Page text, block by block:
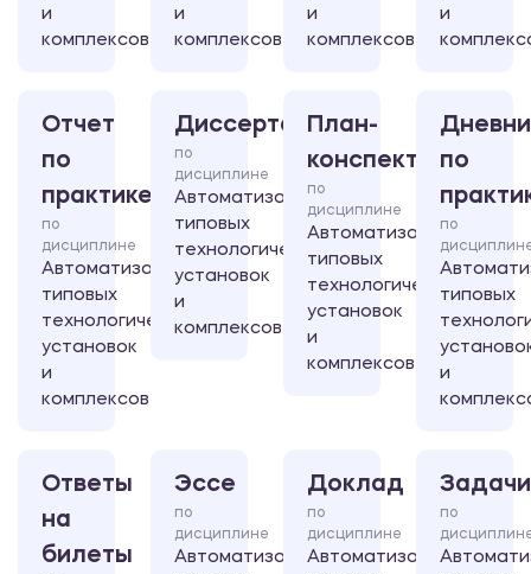
и
комплексов
и
комплексов
и
комплексов
и
Отчет
по
практике
по
дисциплине
Автоматизация
типовых
технологических
установок
и
комплексов
Диссертация
по
дисциплине
Автоматизация
типовых
технологических
установок
и
комплексов
План-
конспект
по
дисциплине
Автоматизация
типовых
технологических
установок
и
комплексов
по
по
типовых
и
Ответы
на
билеты
Эссе
по
дисциплине
Автоматизация
Доклад
по
дисциплине
Автоматизация
Задачи
по